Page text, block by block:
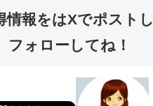
情報をはXでポストし
フォローしてね！